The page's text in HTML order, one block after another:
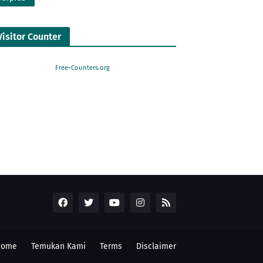
Counter
Free-Counters.org
Temukan Kami Terms Disclaimer